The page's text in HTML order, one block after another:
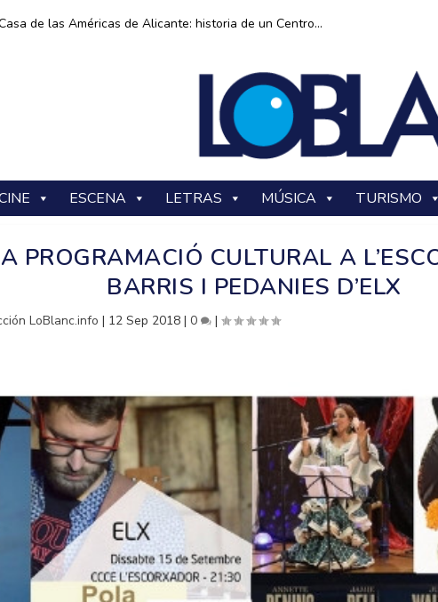
de las Américas de Alicante: historia de un Centro...
ESCENA LETRAS MÚSICA TURISMO
PROGRAMACIÓ CULTURAL A
BARRIS I PEDANIES D’ELX
LoBlanc.info | 12 Sep 2018 |0 |